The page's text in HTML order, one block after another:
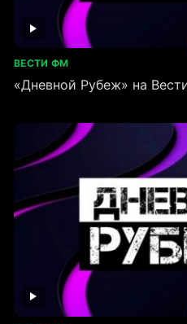
ВЕСТИ ФМ
«Дневной Рубеж» на